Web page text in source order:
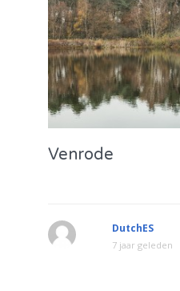
Venrode
DutchES
7 jaar geleden